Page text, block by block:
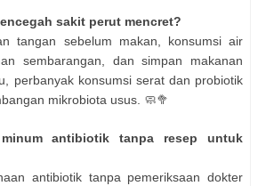
sakit perut mencret?
tangan sebelum makan, konsumsi air
sembarangan, dan simpan makanan
perbanyak konsumsi serat dan probiotik
mikrobiota usus. 🧼🥦
antibiotik tanpa resep untuk
antibiotik tanpa pemeriksaan dokter